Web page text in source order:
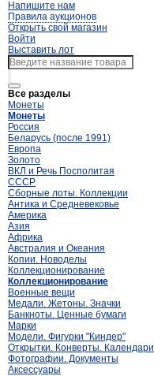
Напишите нам
Правила аукционов
Открыть свой магазин
Войти
Выставить лот
Все разделы
Монеты
Монеты
Россия
Беларусь (после 1991)
Европа
Золото
ВКЛ и Речь Посполитая
СССР
Сборные лоты. Коллекции
Антика и Средневековье
Америка
Азия
Африка
Австралия и Океания
Копии. Новоделы
Коллекционирование
Коллекционирование
Военные вещи
Медали. Жетоны. Значки
Банкноты. Ценные бумаги
Марки
Модели. Фигурки "Киндер"
Открытки. Конверты. Календари
Фотографии. Документы
Аксессуары